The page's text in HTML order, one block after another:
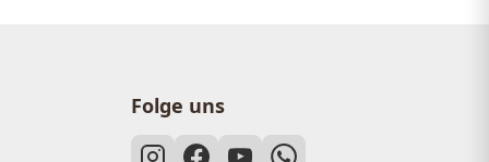
Folge uns